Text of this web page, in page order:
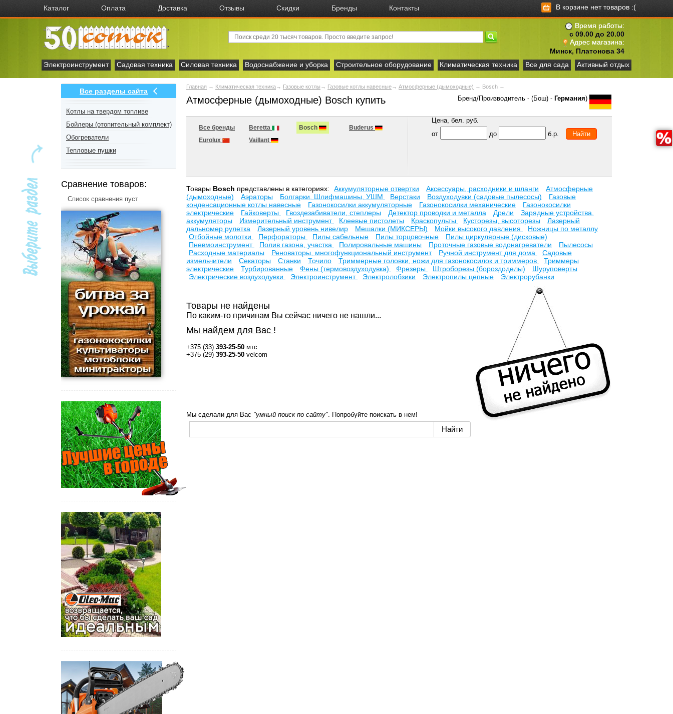
Каталог Оплата Доставка Отзывы Скидки Бренды Контакты В корзине нет товаров :(
Время работы:
с 09.00 до 20.00
Адрес магазина:
Минск, Платонова 34
Электроинструмент
Садовая техника Силовая техника Водоснабжение и уборка Строительное оборудование Климатическая техника Все для сада Активный отдых
Все разделы сайта
Котлы на твердом топливе
Бойлеры (отопительный комплект)
Обогреватели
Тепловые пушки
Сравнение товаров:
Список сравнения пуст
Главная → Климатическая техника→ Газовые котлы → Газовые котлы навесные→ Атмосферные (дымоходные) → Bosch →
Атмосферные (дымоходные) Bosch купить Бренд/Производитель - (Бош) - Германия)
Все бренды Beretta Bosch
Buderus
Eurolux
Vaillant
Цена, бел. руб.
от
до б.р.
Товары Bosch представлены в категориях: Аккумуляторные отвертки Аксесcуары, расходники и шланги
Атмосферные
(дымоходные)
Аэраторы Болгарки, Шлифмашины, УШМ Верстаки Воздуходувки (садовые пылесосы)
Газовые
конденсационные котлы навесные
Газонокосилки аккумуляторные Газонокосилки механические
Газонокосилки
электрические
Гайковерты Гвоздезабиватели, степлеры Детектор проводки и металла Дрели
Зарядные устройства,
аккумуляторы
Измерительный инструмент Клеевые пистолеты Краскопульты Кусторезы, высоторезы
Лазерный
дальномер рулетка
Лазерный уровень нивелир Мешалки (МИКСЕРЫ) Мойки высокого давления
Ножницы по металлу
Отбойные молотки
Перфораторы Пилы сабельные Пилы торцовочные
Пилы циркулярные (дисковые)
Пневмоинструмент
Полив газона, участка Полировальные машины Проточные газовые водонагреватели
Пылесосы
Расходные материалы
Реноваторы, многофункциональный инструмент Ручной инструмент для дома
Садовые
измельчители
Секаторы Станки Точило Триммерные головки, ножи для газонокосилок и триммеров
Триммеры
электрические
Турбированные Фены (термовоздуходувка) Фрезеры Штроборезы (бороздоделы)
Шуруповерты
Электрические воздуходувки
Электроинструмент Электролобзики Электропилы цепные Электрорубанки
Товары не найдены
По каким-то причинам Вы сейчас ничего не нашли...
Мы найдем для Вас !
+375 (33) 393-25-50 мтс
+375 (29) 393-25-50 velcom
Мы сделали для Вас "умный поиск по сайту". Попробуйте поискать в нем!